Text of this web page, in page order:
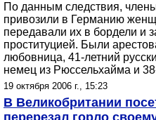
По данным следствия,
привозили в Германию
передавали их в бордели и
проституцией. Были
любовница, 41-летний
немец из Рюссельхайма и
19 октября 2006 г., 15:23
В Великобритании
перерезал горло